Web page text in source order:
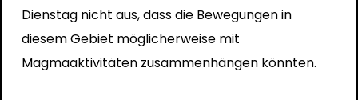
Dienstag nicht aus, dass die Bewegungen in
diesem Gebiet möglicherweise mit
Magmaaktivitäten zusammenhängen könnten.